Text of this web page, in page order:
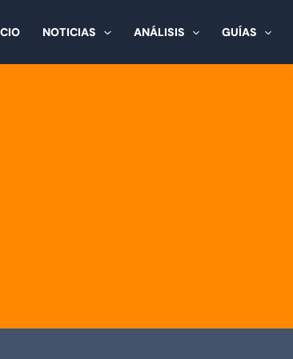
NOTICIAS ANÁLISIS GUÍAS